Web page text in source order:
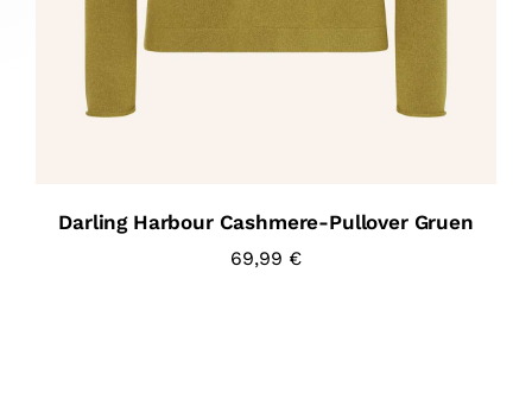
Darling Harbour Cashmere-Pullover Gruen
69,99 €